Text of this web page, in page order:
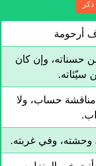
ذكر
أرحومة
حسناته، وإن كان
سيّئاته.
مناقشة حساب، ولا
وحشته، وفي غربته.